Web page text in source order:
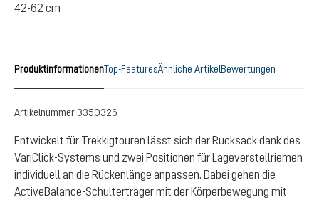
42-62 cm
ProduktinformationenTop-FeaturesÄhnliche ArtikelBewertungen
Artikelnummer 3350326
Entwickelt für Trekkigtouren lässt sich der Rucksack dank des
VariClick-Systems und zwei Positionen für Lageverstellriemen
individuell an die Rückenlänge anpassen. Dabei gehen die
ActiveBalance-Schulterträger mit der Körperbewegung mit